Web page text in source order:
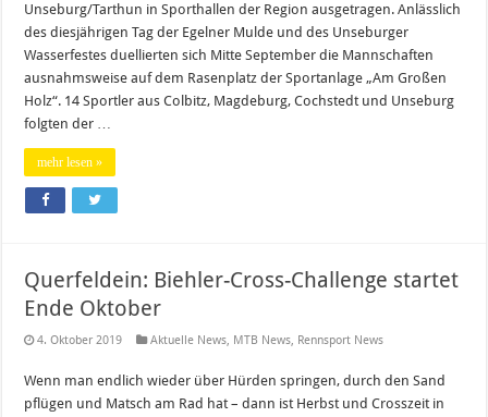
Unseburg/Tarthun in Sporthallen der Region ausgetragen. Anlässlich
des diesjährigen Tag der Egelner Mulde und des Unseburger
Wasserfestes duellierten sich Mitte September die Mannschaften
ausnahmsweise auf dem Rasenplatz der Sportanlage „Am Großen
Holz“. 14 Sportler aus Colbitz, Magdeburg, Cochstedt und Unseburg
folgten der …
mehr lesen »
Querfeldein: Biehler-Cross-Challenge startet
Ende Oktober
4. Oktober 2019 Aktuelle News, MTB News, Rennsport News
Wenn man endlich wieder über Hürden springen, durch den Sand
pflügen und Matsch am Rad hat – dann ist Herbst und Crosszeit in